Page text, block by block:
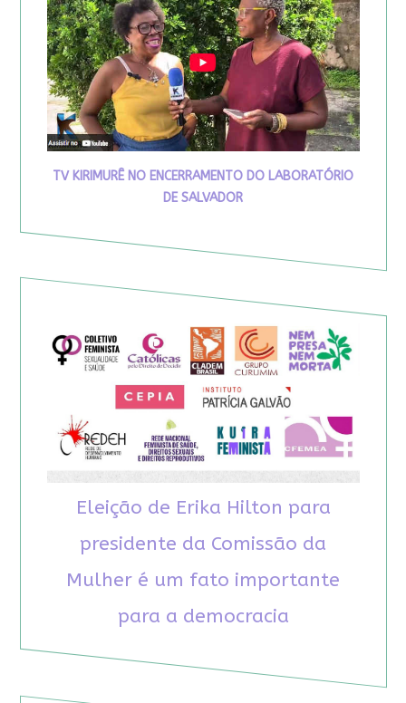
TV KIRIMURÊ NO ENCERRAMENTO DO LABORATÓRIO
DE SALVADOR
Eleição de Erika Hilton para
presidente da Comissão da
Mulher é um fato importante
para a democracia